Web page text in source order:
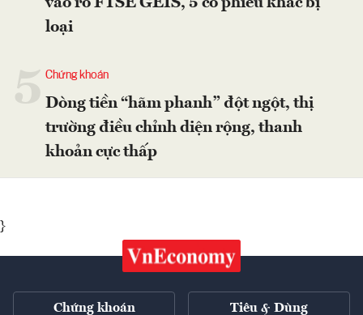
loại
Chứng khoán
Dòng tiền “hãm phanh” đột ngột, thị
trường điều chỉnh diện rộng, thanh
khoản cực thấp
}
Chứng khoán Tiêu & Dùng